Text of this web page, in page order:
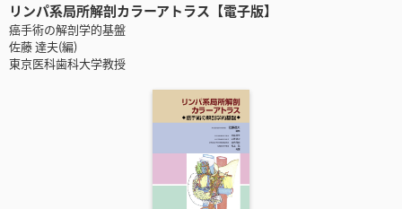
リンパ系局所解剖カラーアトラス【電子版】
癌手術の解剖学的基盤
佐藤 達夫(編)
東京医科歯科大学教授